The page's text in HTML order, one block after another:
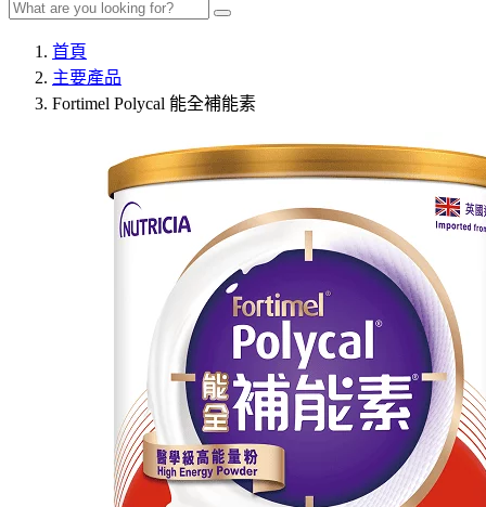
首頁
主要產品
Fortimel Polycal 能全補能素